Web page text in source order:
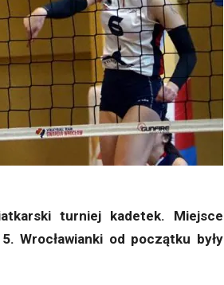
turniej kadetek. Miejsce
Wrocławianki od początku były